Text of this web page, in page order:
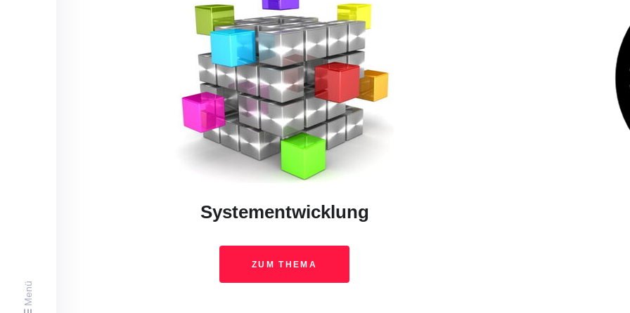
Menü
Systementwicklung
ZUM THEMA